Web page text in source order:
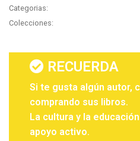
Categorias:
Colecciones:
RECUERDA
Si te gusta algún autor,
comprando sus libros.
La cultura y la
apoyo activo.